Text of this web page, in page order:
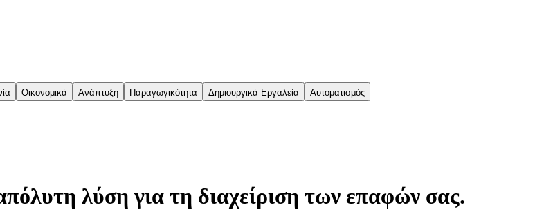
Οικονομικά Ανάπτυξη Παραγωγικότητα Δημιουργικά Εργαλεία Αυτοματισμός
λύση για τη διαχείριση των επαφών σας.